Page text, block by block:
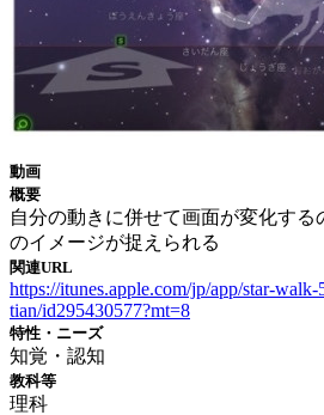
動画
概要
自分の動きに併せて画面が変化す
のイメージが捉えられる
関連URL
https://itunes.apple.com/jp/app/star-
tian/id295430577?mt=8
特性・ニーズ
知覚・認知
教科等
理科